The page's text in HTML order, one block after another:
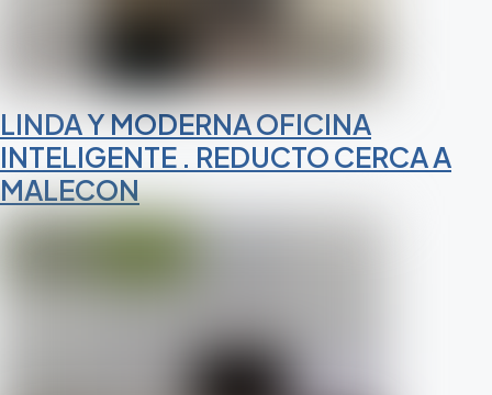
LINDA Y MODERNA OFICINA
INTELIGENTE . REDUCTO CERCA A
MALECON